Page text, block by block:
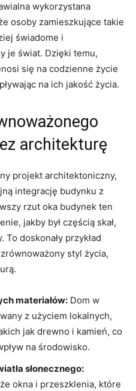
wykorzystana
osoby zamieszkujące takie
⁣świadome ​i
je świat.‍ Dzięki temu,
się na codzienne życie
⁤na ich jakość życia.
architekturę
projekt architektoniczny,
integrację budynku ⁣z
rzut oka⁢ budynek ten
jakby był częścią skał,
​To‍ doskonały przykład
⁤styl życia,
materiałów: Dom w
⁢z użyciem lokalnych,⁢
jak drewno i kamień, co
na środowisko.
słonecznego:
okna⁢ i przeszklenia,‍ które⁢